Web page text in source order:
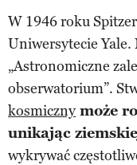
W 1946 roku
Uniwersytecie Yale.
„Astronomiczne
obserwatorium”.
kosmiczny może
unikając
wykrywać